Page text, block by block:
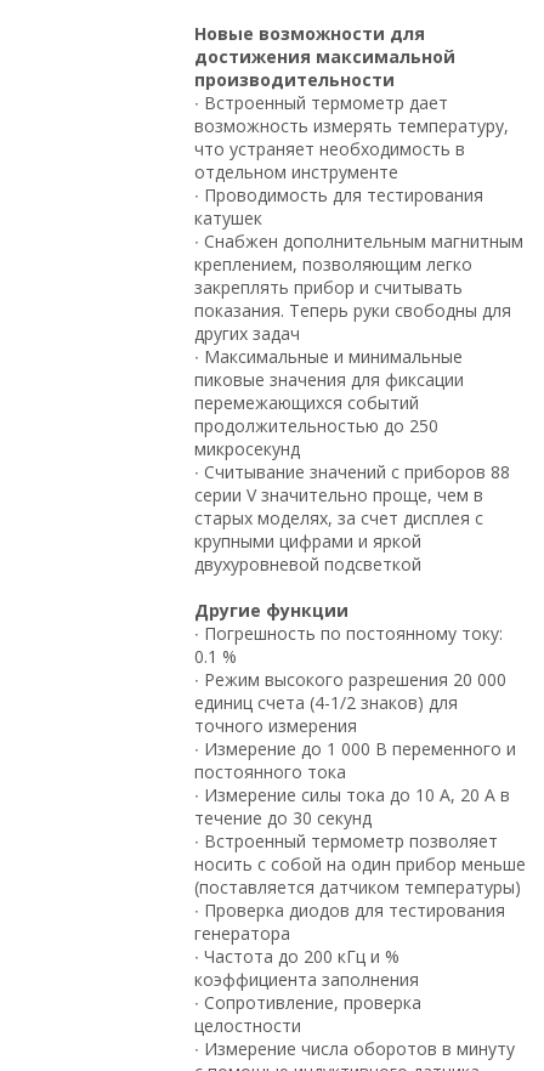
Новые возможности для
достижения максимальной
производительности
∙ Встроенный термометр дает
возможность измерять температуру,
что устраняет необходимость в
отдельном инструменте
∙ Проводимость для тестирования
катушек
∙ Снабжен дополнительным магнитным
креплением, позволяющим легко
закреплять прибор и считывать
показания. Теперь руки свободны для
других задач
∙ Максимальные и минимальные
пиковые значения для фиксации
перемежающихся событий
продолжительностью до 250
микросекунд
∙ Считывание значений с приборов 88
серии V значительно проще, чем в
старых моделях, за счет дисплея с
крупными цифрами и яркой
двухуровневой подсветкой
Другие функции
∙ Погрешность по постоянному току:
0.1 %
∙ Режим высокого разрешения 20 000
единиц счета (4-1/2 знаков) для
точного измерения
∙ Измерение до 1 000 В переменного и
постоянного тока
∙ Измерение силы тока до 10 А, 20 А в
течение до 30 секунд
∙ Встроенный термометр позволяет
носить с собой на один прибор меньше
(поставляется датчиком температуры)
∙ Проверка диодов для тестирования
генератора
∙ Частота до 200 кГц и %
коэффициента заполнения
∙ Сопротивление, проверка
целостности
∙ Измерение числа оборотов в минуту